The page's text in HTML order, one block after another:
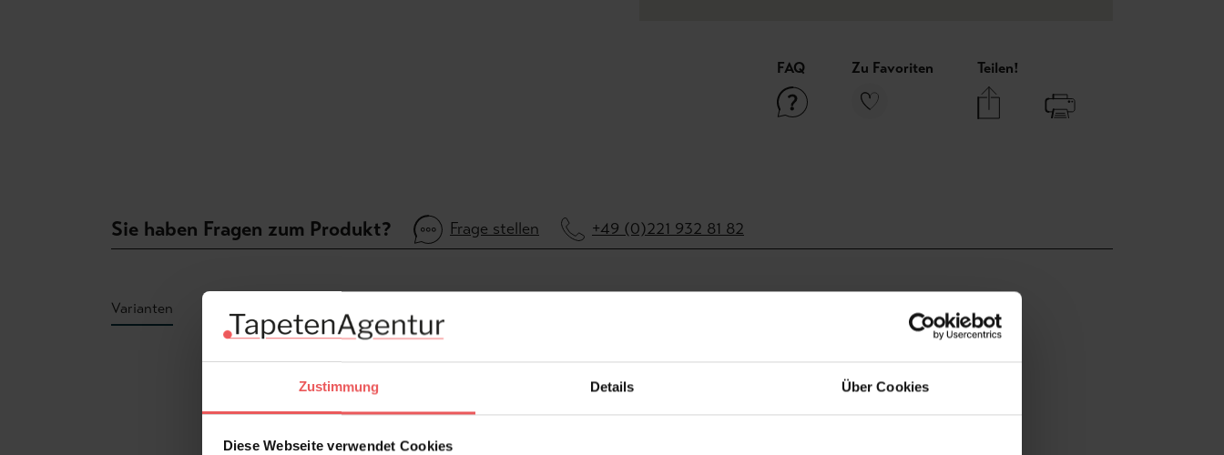
Zustimmung Details Über Cookies
Diese Webseite verwendet Cookies
FAQ Zu Favoriten Teilen!
Sie haben Fragen zum Produkt? Frage stellen +49 (0)221 932 81 82
Varianten
Produktgalerie überspringen